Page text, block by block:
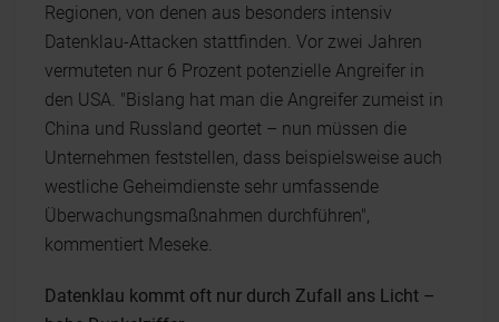
Regionen, von denen aus besonders intensiv
Datenklau-Attacken stattfinden. Vor zwei Jahren
vermuteten nur 6 Prozent potenzielle Angreifer in
den USA. "Bislang hat man die Angreifer zumeist in
China und Russland geortet – nun müssen die
Unternehmen feststellen, dass beispielsweise auch
westliche Geheimdienste sehr umfassende
Überwachungsmaßnahmen durchführen",
kommentiert Meseke.
Datenklau kommt oft nur durch Zufall ans Licht –